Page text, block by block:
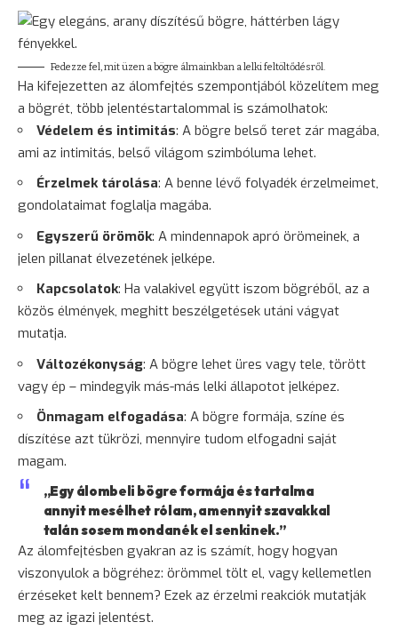
Fedezze fel, mit üzen a bögre álmainkban a lelki feltöltődésről.
Ha kifejezetten az álomfejtés szempontjából közelítem meg
a bögrét, több jelentéstartalommal is számolhatok:
Védelem és intimitás: A bögre belső teret zár magába,
ami az intimitás, belső világom szimbóluma lehet.
Érzelmek tárolása: A benne lévő folyadék érzelmeimet,
gondolataimat foglalja magába.
Egyszerű örömök: A mindennapok apró örömeinek, a
jelen pillanat élvezetének jelképe.
Kapcsolatok: Ha valakivel együtt iszom bögréből, az a
közös élmények, meghitt beszélgetések utáni vágyat
mutatja.
Változékonyság: A bögre lehet üres vagy tele, törött
vagy ép – mindegyik más-más lelki állapotot jelképez.
Önmagam elfogadása: A bögre formája, színe és
díszítése azt tükrözi, mennyire tudom elfogadni saját
magam.
„Egy álombeli bögre formája és tartalma
annyit mesélhet rólam, amennyit szavakkal
talán sosem mondanék el senkinek.”
Az álomfejtésben gyakran az is számít, hogy hogyan
viszonyulok a bögréhez: örömmel tölt el, vagy kellemetlen
érzéseket kelt bennem? Ezek az érzelmi reakciók mutatják
meg az igazi jelentést.